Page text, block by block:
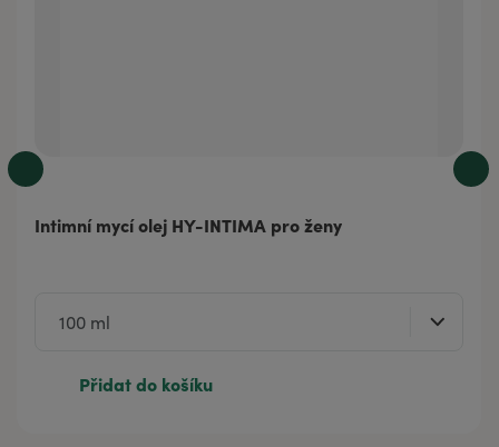
Intimní mycí olej HY-INTIMA pro ženy
Přidat do košíku